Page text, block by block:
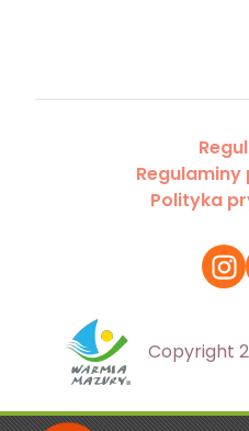
Polityka
Copyright